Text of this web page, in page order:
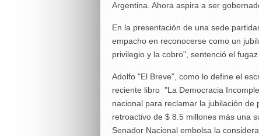
Argentina. Ahora aspira a ser
En la presentación de una sede
empacho en reconocerse como un
privilegio y la cobro", sentenció el
Adolfo "El Breve", como lo define el
reciente libro "La Democracia
nacional para reclamar la jubilación de
retroactivo de $ 8.5 millones más una
Senador Nacional embolsa la